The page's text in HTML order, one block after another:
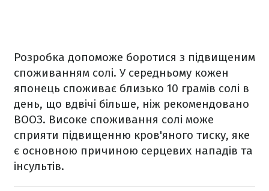
Розробка допоможе боротися з підвищеним
споживанням солі. У середньому кожен
японець споживає близько 10 грамів солі в
день, що вдвічі більше, ніж рекомендовано
ВООЗ. Високе споживання солі може
сприяти підвищенню кров'яного тиску, яке
є основною причиною серцевих нападів та
інсультів.